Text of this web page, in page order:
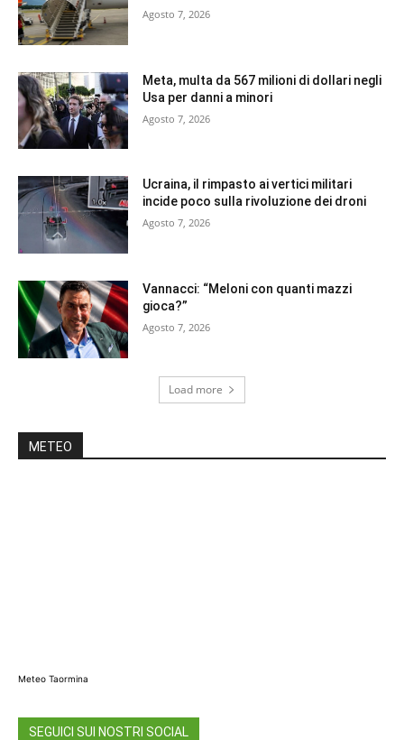
Agosto 7, 2026
Meta, multa da 567 milioni di dollari negli
Usa per danni a minori
Agosto 7, 2026
Ucraina, il rimpasto ai vertici militari
incide poco sulla rivoluzione dei droni
Agosto 7, 2026
Vannacci: “Meloni con quanti mazzi
gioca?”
Agosto 7, 2026
Load more
METEO
Meteo Taormina
SEGUICI SUI NOSTRI SOCIAL